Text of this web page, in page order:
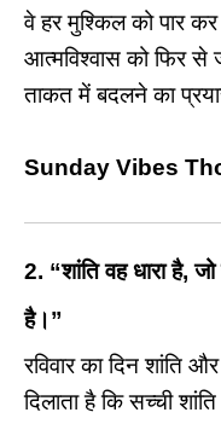
वे हर मुश्किल को पार
आत्मविश्वास को फिर से
ताकत में बदलने का
Sunday Vibes
2. “शांति वह धारा है,
है।”
रविवार का दिन शांति
दिलाता है कि सच्ची